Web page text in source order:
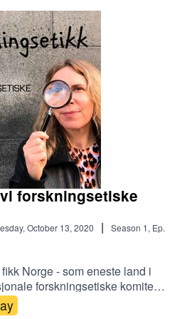
sammen med prosjektleder
Kaiser og direktør i De
komiteene Helene
forskningsetiske
October 13, 2020 | Season 1, Ep.
Norge - som eneste land i
forskningsetiske komiteer
alle fagområder. Men hvordan